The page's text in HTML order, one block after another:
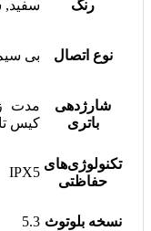
رنگ
نوع اتصال بی
شارژدهی
باتری
کیس تا 30 ساعت
تکنولوژی‌های
حفاظتی
IPX5
نسخه بلوتوث 5.3